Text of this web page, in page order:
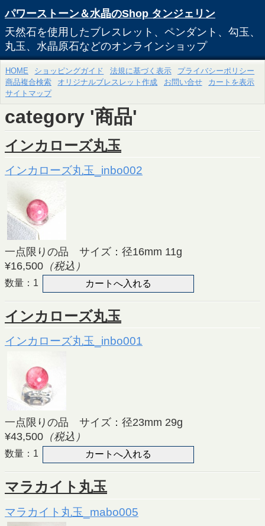
パワーストーン＆水晶のShop タンジェリン
天然石を使用したブレスレット、ペンダント、勾玉、
丸玉、水晶原石などのオンラインショップ
HOME ショッピングガイド 法規に基づく表示
プライバシーポリシー
商品複合検索
オリジナルブレスレット作成 お問い合せ
カートを表示
サイトマップ
category '商品'
インカローズ丸玉
インカローズ丸玉_inbo002
一点限りの品 サイズ：径16mm 11g
¥16,500 （税込）
数量：1
インカローズ丸玉
インカローズ丸玉_inbo001
一点限りの品 サイズ：径23mm 29g
¥43,500 （税込）
数量：1
マラカイト丸玉
マラカイト丸玉_mabo005